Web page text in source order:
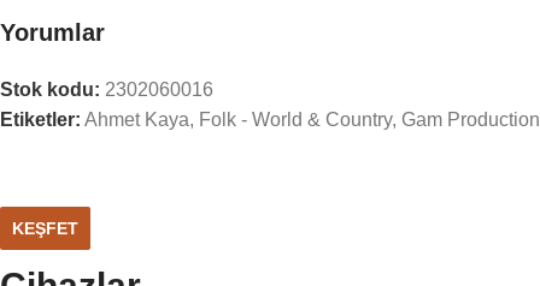
Yorumlar
Stok kodu: 2302060016
Etiketler: Ahmet Kaya, Folk - World & Country, Gam Production
KEŞFET